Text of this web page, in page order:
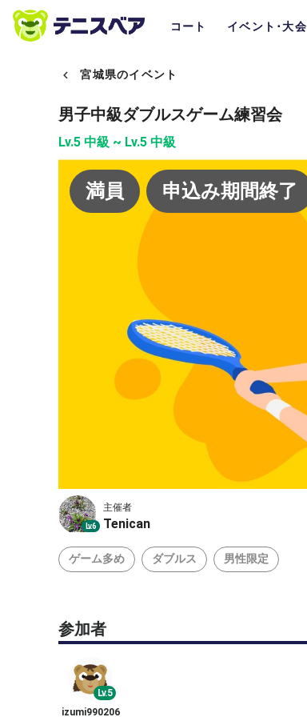
コート イベント･大会
宮城県のイベント
男子中級ダブルスゲーム練習会
Lv.5 中級 ~ Lv.5 中級
満員 申込み期間終了
Lv.6
主催者
Tenican
ゲーム多め ダブルス 男性限定
参加者
Lv.5
izumi990206